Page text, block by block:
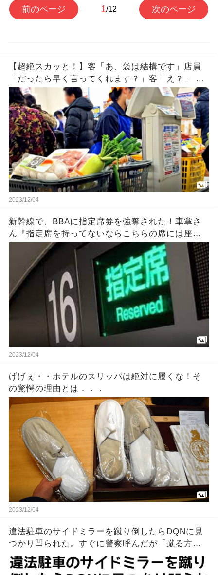
前のページ 1/12 次のページ
【超絶スカッと！】客「あ、袋は結構です」店員
「だったら早く言ってくれます？」客「え？」 店
員「（袋を雑にしまう）」 →それを見た客が…
2023/12/04
新幹線で、BBAに指定席券を強奪された！車掌さ
ん『指定席を持ってないならこちらの席には座ら
ないで』私「へ？今この人に奪われたんですけ
ど？」→結果・・・
2023/12/04
げげぇ・・ホテルのスリッパは絶対に履くな！そ
の驚愕の理由とは．．．
2023/12/04
違法駐車のサイドミラーを蹴り倒したらDQNに見
つかり凹られた。すぐに警察呼んだが「蹴る方が
悪い」→なので、俺『検察に訴えるから階級と氏
名を提示しろ』と詰めたら…